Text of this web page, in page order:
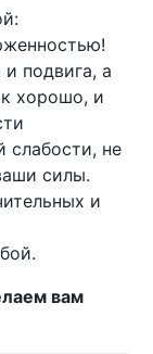
подвига, а
хорошо, и
слабости, не
силы.
и
вам